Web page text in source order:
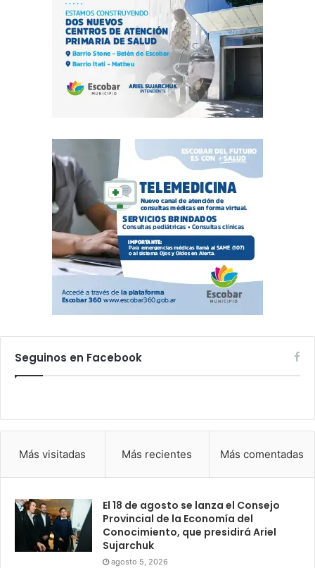
Seguinos en Facebook
Más visitadas Más recientes Más comentadas
El 18 de agosto se lanza el Consejo
Provincial de la Economía del
Conocimiento, que presidirá Ariel
Sujarchuk
agosto 5, 2026